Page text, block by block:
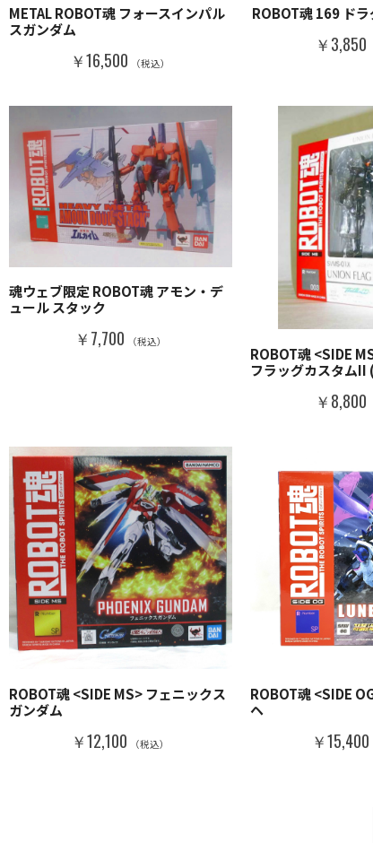
METAL ROBOT魂 フォースインパル
スガンダム
￥16,500 （税込）
ROBOT魂 169 ド
￥3,850
魂ウェブ限定 ROBOT魂 アモン・デ
ュール スタック
￥7,700 （税込）
ROBOT魂 <SIDE
フラッグカスタムII
￥8,800
ROBOT魂 <SIDE MS> フェニックス
ガンダム
￥12,100 （税込）
ROBOT魂 <SIDE
ヘ
￥15,400